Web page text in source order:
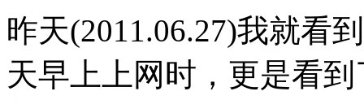
昨天(2011.06.27)我就看
天早上上网时，更是看